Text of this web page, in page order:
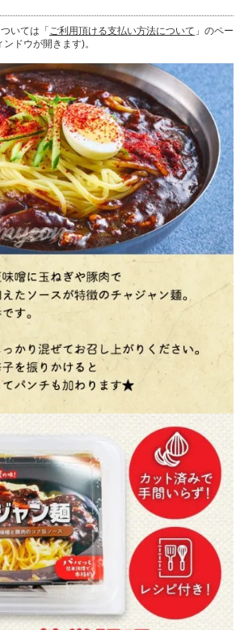
いては「 ご利用頂ける支払い方法について 」のペー
ドウが開きます)。